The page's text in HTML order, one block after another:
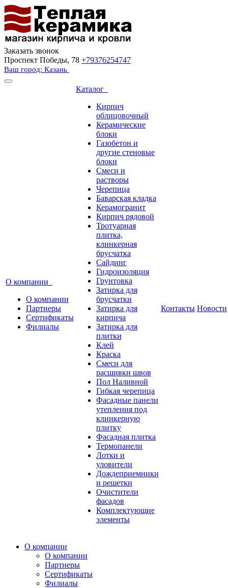
Заказать звонок
Проспект Победы, 78 +79376254747
Ваш город: Казань
О компании
О компании
Партнеры
Сертификаты
Филиалы
Каталог
Кирпич
облицовочный
Керамические
блоки
Газобетон и
другие стеновые
блоки
Смеси и
растворы
Черепица
Баварская кладка
Керамогранит
Кирпич рядовой
Тротуарная
плитка,
клинкерная
брусчатка
Сайдинг
Гидроизоляция
Грунтовка
Затирка для
брусчатки
Затирка для
кирпича
Затирка для
плитки
Клей
Краска
Смеси для
расшивки швов
Пол Наливной
Гибкая черепица
Фасадные панели
утепления под
клинкерную
плитку
Фасадная плитка
Термопанели
Лотки и
уловители
Дождеприемники
и решетки
Очистители
фасадов
Комплектующие
элементы
Контакты Новости
О компании
О компании
Партнеры
Сертификаты
Филиалы